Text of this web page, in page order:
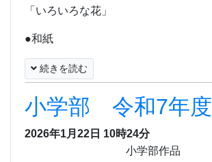
「いろいろな花」
●和紙
続きを読む
小学部 令和7年度
2026年1月22日 10時24分
小学部作品